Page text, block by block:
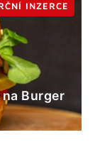
Burger
INZERCE